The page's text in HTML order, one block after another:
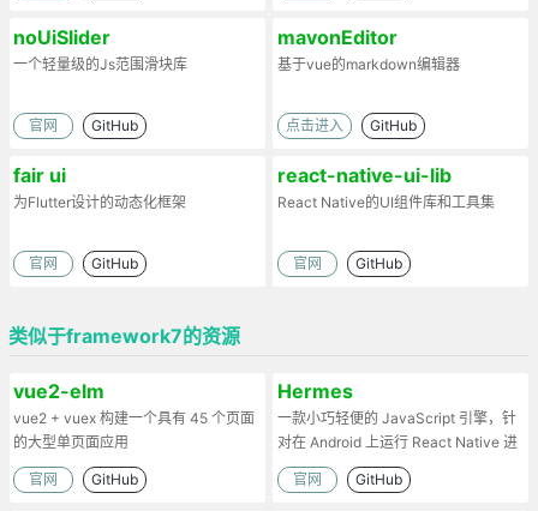
noUiSlider
一个轻量级的Js范围滑块库
官网 GitHub
mavonEditor
基于vue的markdown编辑器
点击进入 GitHub
fair ui
为Flutter设计的动态化框架
官网 GitHub
react-native-ui-lib
React Native的UI组件库和工具集
官网 GitHub
类似于framework7的资源
vue2-elm
vue2 + vuex 构建一个具有 45 个页面
的大型单页面应用
官网 GitHub
Hermes
一款小巧轻便的 JavaScript 引擎，针
对在 Android 上运行 React Native 进
行了优化
官网 GitHub